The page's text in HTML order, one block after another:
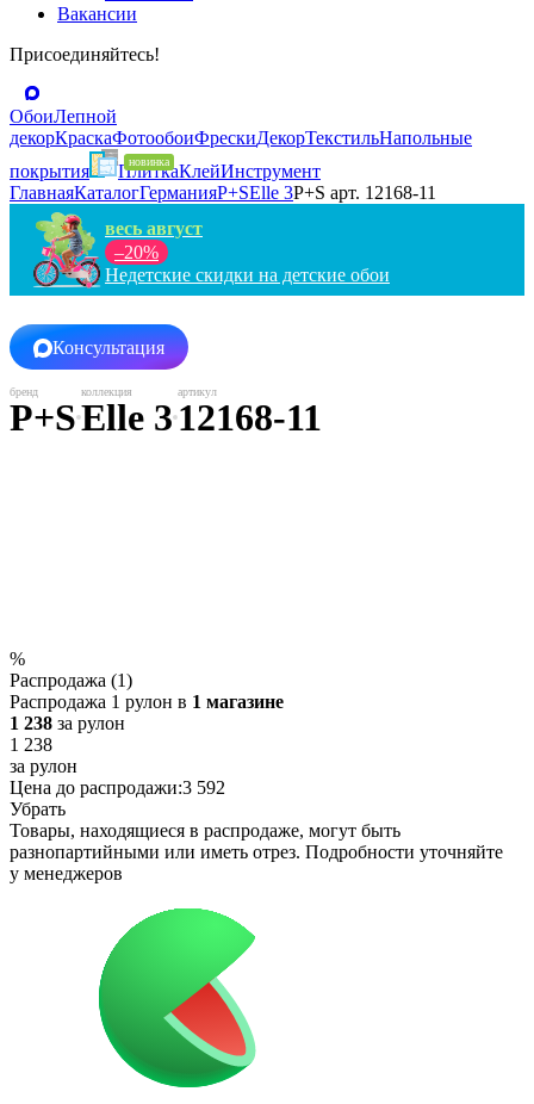
Вакансии
Присоединяйтесь!
ОбоиЛепной
декорКраскаФотообоиФрескиДекорТекстильНапольные
покрытия
ПлиткаКлейИнструмент
ГлавнаяКаталогГерманияP+SElle 3P+S арт. 12168-11
весь август
–20%
Недетские скидки на детские обои
Консультация
P+SElle 312168-11
%
Распродажа (1)
Распродажа 1 рулон в 1 магазине
1 238 за рулон
1 238
за рулон
Цена до распродажи:3 592
Убрать
Товары, находящиеся в распродаже, могут быть
разнопартийными или иметь отрез. Подробности уточняйте
у менеджеров